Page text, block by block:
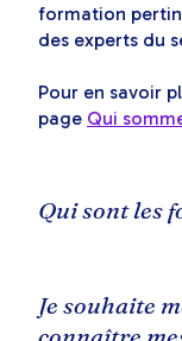
formation
des experts du
Pour en savoir
page Qui
Qui sont les
expérimentés
de l'exercice
Je souhaite